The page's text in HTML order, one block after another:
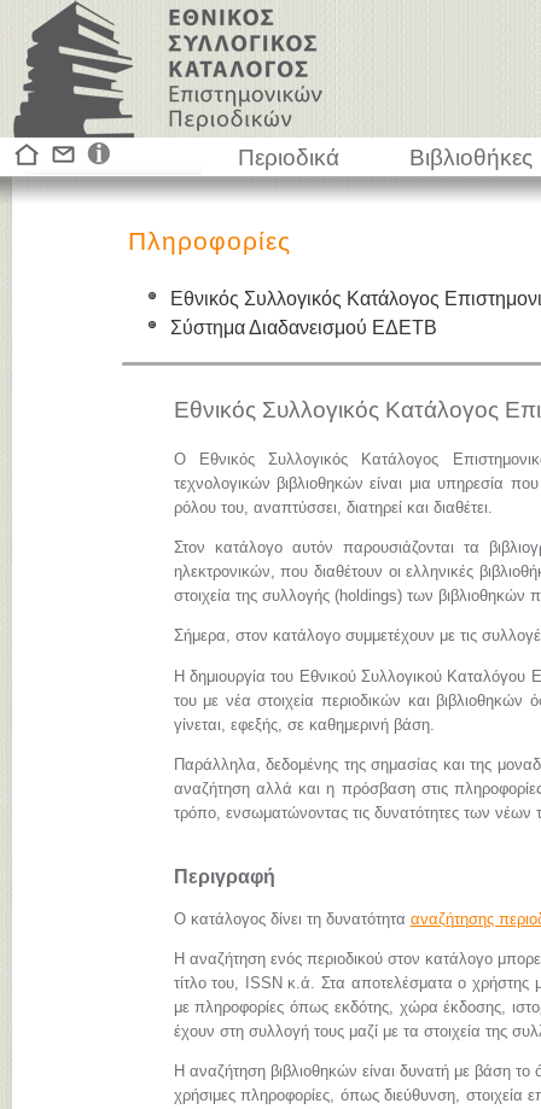
Περιοδικά Βιβλιοθήκες
Πληροφορίες
Εθνικός Συλλογικός Κατάλογος
Σύστημα Διαδανεισμού ΕΔΕΤΒ
Εθνικός Συλλογικός Κατάλογος
Ο Εθνικός Συλλογικός Κατάλογος
τεχνολογικών βιβλιοθηκών είναι μια υπηρεσία
ρόλου του, αναπτύσσει, διατηρεί και διαθέτει.
Στον κατάλογο αυτόν παρουσιάζονται τα
ηλεκτρονικών, που διαθέτουν οι ελληνικές
στοιχεία της συλλογής (holdings) των βιβλιοθηκών
Σήμερα, στον κατάλογο συμμετέχουν με τις
Η δημιουργία του Εθνικού Συλλογικού Καταλόγου
του με νέα στοιχεία περιοδικών και
γίνεται, εφεξής, σε καθημερινή βάση.
Παράλληλα, δεδομένης της σημασίας και της
αναζήτηση αλλά και η πρόσβαση στις
τρόπο, ενσωματώνοντας τις δυνατότητες των νέων
Περιγραφή
Ο κατάλογος δίνει τη δυνατότητα αναζήτησης
Η αναζήτηση ενός περιοδικού στον κατάλογο
τίτλο του, ISSN κ.ά. Στα αποτελέσματα ο χρήστης
με πληροφορίες όπως εκδότης, χώρα έκδοσης,
έχουν στη συλλογή τους μαζί με τα στοιχεία της
Η αναζήτηση βιβλιοθηκών είναι δυνατή με βάση το
χρήσιμες πληροφορίες, όπως διεύθυνση, στοιχεία